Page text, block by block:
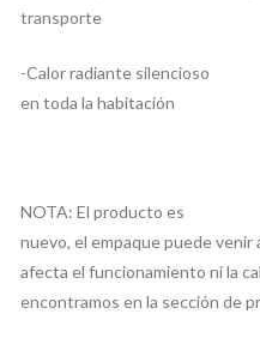
transporte
-Calor radiante silencioso
en toda la habitación
NOTA: El producto es
nuevo, el empaque puede
afecta el funcionamiento ni la
encontramos en la sección de